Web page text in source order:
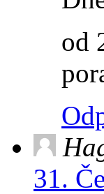
od
31.